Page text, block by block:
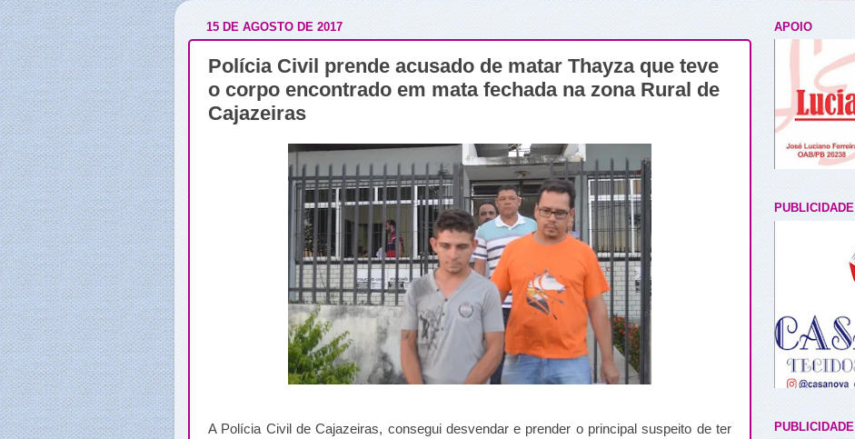
15 DE AGOSTO DE 2017
Polícia Civil prende acusado de matar Thayza que teve
o corpo encontrado em mata fechada na zona Rural de
Cajazeiras
A Polícia Civil de Cajazeiras, consegui desvendar e prender o principal suspeito de ter
APOIO
PUBLICIDADE
PUBLICIDADE